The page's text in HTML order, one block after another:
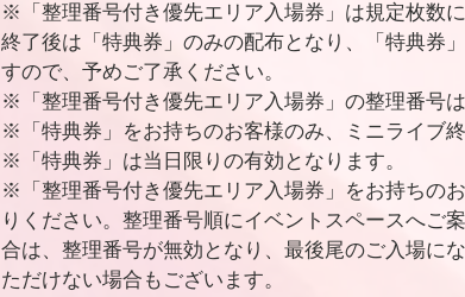
※「整理番号付き優先エリア入場券」は規定枚数
終了後は「特典券」のみの配布となり、「特典券
すので、予めご了承ください。
※「整理番号付き優先エリア入場券」の整理番号
※「特典券」をお持ちのお客様のみ、ミニライブ
※「特典券」は当日限りの有効となります。
※「整理番号付き優先エリア入場券」をお持ちの
りください。整理番号順にイベントスペースへご
合は、整理番号が無効となり、最後尾のご入場に
ただけない場合もございます。